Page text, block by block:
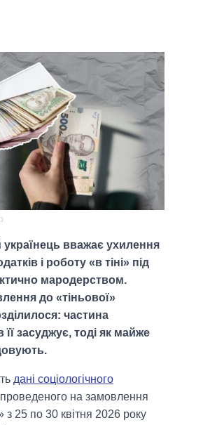
українець вважає ухилення
і роботу «в тіні» під
мародерством.
до «тіньової»
частина
її засуджує, тоді як майже
дані соціологічного
на замовлення
з 25 по 30 квітня 2026 року